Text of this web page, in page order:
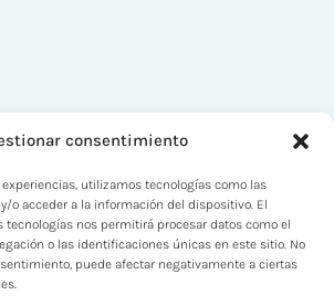
consentimiento
experiencias, utilizamos tecnologías como las
o acceder a la información del dispositivo. El
nos permitirá procesar datos como el
o las identificaciones únicas en este sitio. No
puede afectar negativamente a ciertas